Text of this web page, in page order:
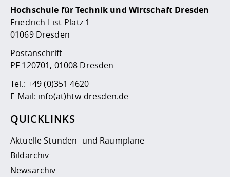
Hochschule für Technik und Wirtschaft Dresden
Friedrich-List-Platz 1
01069 Dresden
Postanschrift
PF 120701, 01008 Dresden
Tel.: +49 (0)351 4620
E-Mail: info(at)htw-dresden.de
QUICKLINKS
Aktuelle Stunden- und Raumpläne
Bildarchiv
Newsarchiv